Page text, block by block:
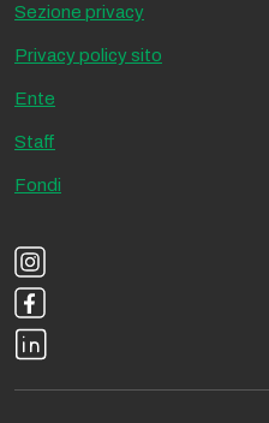
Sezione privacy
Privacy policy sito
Ente
Staff
Fondi